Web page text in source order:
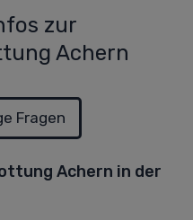
zur
Achern
Fragen
Achern in der